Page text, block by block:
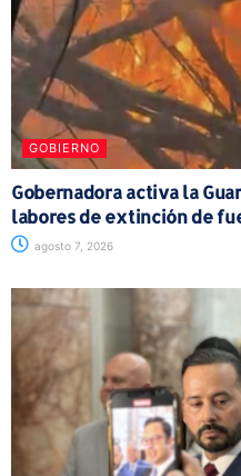
GOBIERNO
Gobernadora activa la
labores de extinción de
agosto 7, 2026